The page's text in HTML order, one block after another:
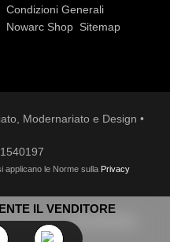
IL VENDITORE
Condizioni Generali
Nowarc Shop Sitemap
Modernariato e Design •
applicano le Norme sulla Privacy
byKodooldesign